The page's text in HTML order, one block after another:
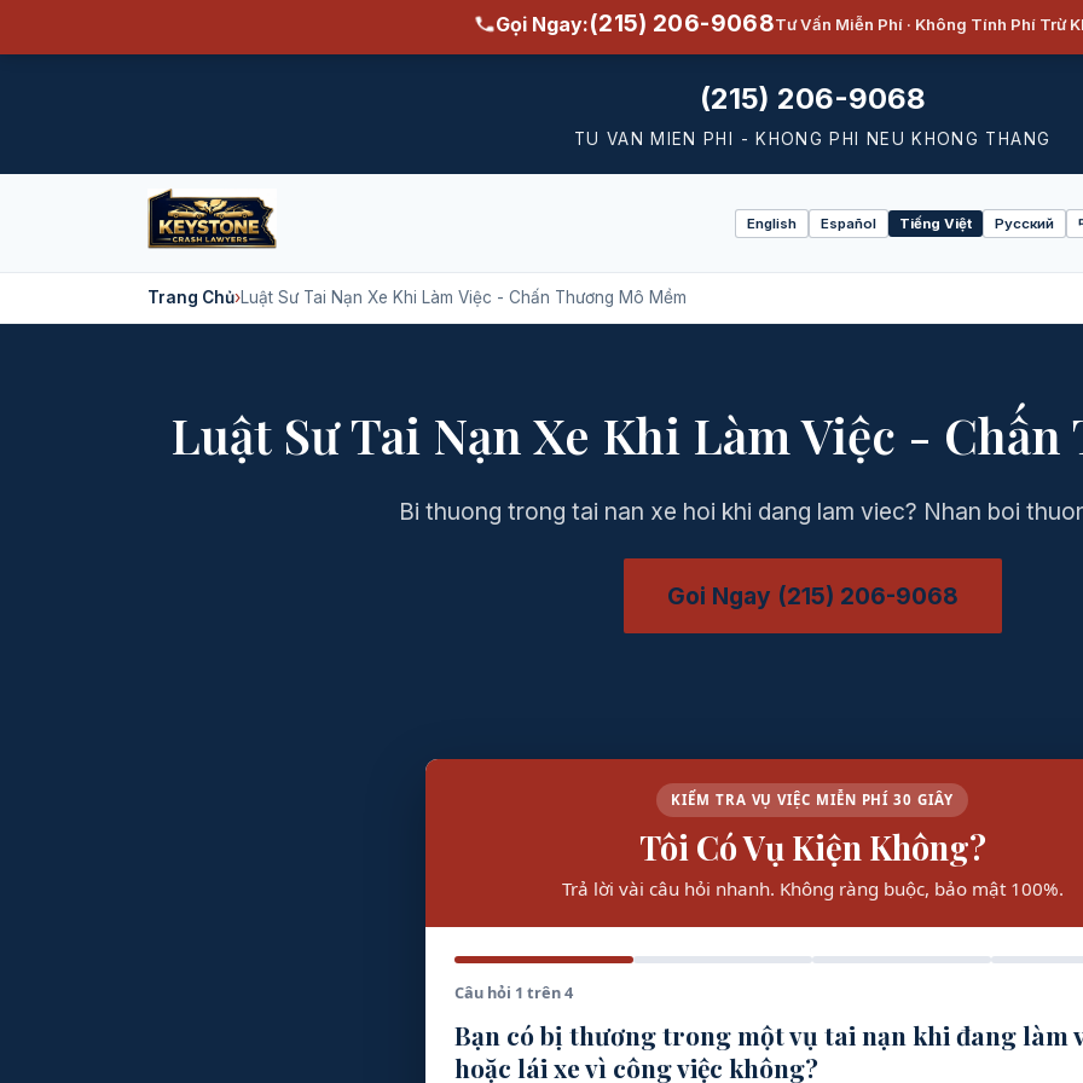
Gọi Ngay:(215) 206-9068Tư Vấn Miễn Phí · Không Tính Phí Trừ
(215) 206-9068
TU VAN MIEN PHI - KHONG PHI NEU KHONG THANG
Select
language
English Español Tiếng Việt Русский
Trang Chủ›Luật Sư Tai Nạn Xe Khi Làm Việc - Chấn Thương Mô Mềm
Luật Sư Tai Nạn Xe Khi Làm Việc -
Bi thuong trong tai nan xe hoi khi dang lam viec? Nhan boi
Goi Ngay (215) 206-9068
KIỂM TRA VỤ VIỆC MIỄN PHÍ 30 GIÂY
Tôi Có Vụ Kiện Không?
Trả lời vài câu hỏi nhanh. Không ràng buộc, bảo mật 100%.
Câu hỏi 1 trên 4
Bạn có bị thương trong một vụ tai nạn khi đang làm
hoặc lái xe vì công việc không?